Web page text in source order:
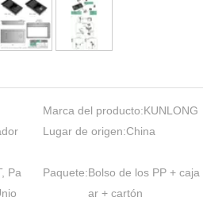
Marca del producto:KUNLONG
Lugar de origen:China
Pa
Paquete:Bolso de los PP + caja
ar + cartón